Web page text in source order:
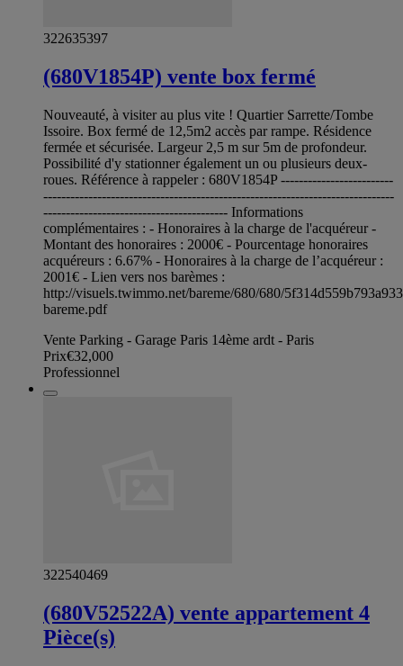
322635397
(680V1854P) vente box fermé
Nouveauté, à visiter au plus vite ! Quartier Sarrette/Tombe
Issoire. Box fermé de 12,5m2 accès par rampe. Résidence
fermée et sécurisée. Largeur 2,5 m sur 5m de profondeur.
Possibilité d'y stationner également un ou plusieurs deux-
roues. Référence à rappeler : 680V1854P -------------------------
------------------------------------------------------------------------------
----------------------------------------- Informations
complémentaires : - Honoraires à la charge de l'acquéreur -
Montant des honoraires : 2000€ - Pourcentage honoraires
acquéreurs : 6.67% - Honoraires à la charge de l’acquéreur :
2001€ - Lien vers nos barèmes :
http://visuels.twimmo.net/bareme/680/680/
bareme.pdf
Vente Parking - Garage Paris 14ème ardt - Paris
Prix€32,000
Professionnel
322540469
(680V52522A) vente appartement 4
Pièce(s)